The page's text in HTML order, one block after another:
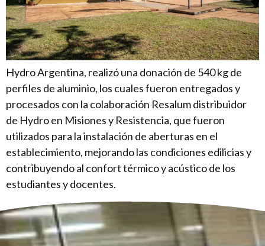
Hydro Argentina, realizó una donación de 540 kg de
perfiles de aluminio, los cuales fueron entregados y
procesados con la colaboración Resalum distribuidor
de Hydro en Misiones y Resistencia, que fueron
utilizados para la instalación de aberturas en el
establecimiento, mejorando las condiciones edilicias y
contribuyendo al confort térmico y acústico de los
estudiantes y docentes.